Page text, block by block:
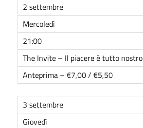
2 settembre
Mercoledì
21:00
The Invite – Il piacere è tutto nostro
Anteprima – €7,00 / €5,50
3 settembre
Giovedì